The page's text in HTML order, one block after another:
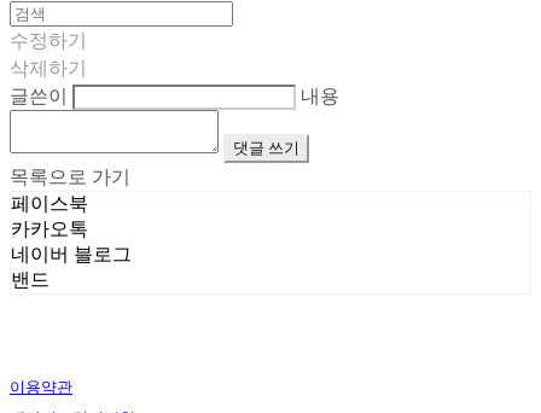
수정하기
삭제하기
글쓴이
내용
댓글 쓰기
목록으로 가기
페이스북
카카오톡
네이버 블로그
밴드
이용약관